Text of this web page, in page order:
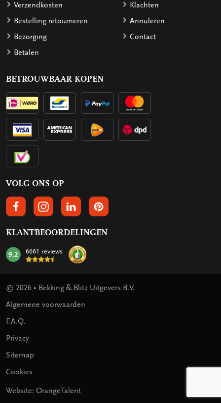
Verzendkosten
Bestelling retourneren
Bezorging
Betalen
Klachten
Annuleren
Contact
BETROUWBAAR KOPEN
VOLG ONS OP
VOLGS ONS OP FACEBOOK
VOLG ONS OP INSTAGRAM
VOLG ONS OP LINKEDIN
VOLG ONS OP PINTEREST
KLANTBEOORDELINGEN
mark:
9.2 6661 reviews
© 2026 • Bekking & Blitz Uitgevers B.V.
Algemene voorwaarden
F.A.Q.
Privacy
Sitemap
Cookies
Website: OrangeTalent